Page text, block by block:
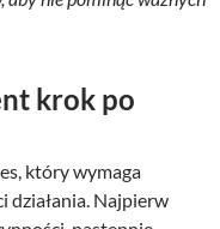
krok po
który wymaga
działania. Najpierw